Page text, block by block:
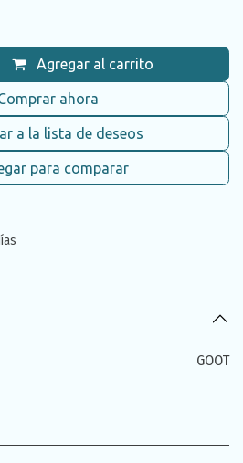
Agregar al carrito
ahora
para comparar
a la lista de deseos
GOOT